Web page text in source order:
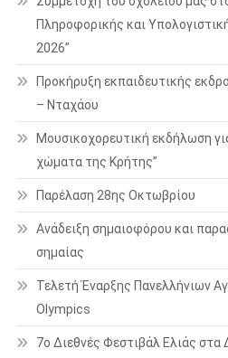
Πληροφορικής και
2026”
Προκήρυξη εκπαιδευτικής
– Νταχάου
Μουσικοχορευτική εκδήλωση
χώματα της Κρήτης”
Παρέλαση 28ης Οκτωβρίου
Ανάδειξη σημαιοφόρου και
σημαίας
Τελετή Έναρξης Πανελλήνιων
Olympics
7ο Διεθνές Φεστιβάλ Ελιάς